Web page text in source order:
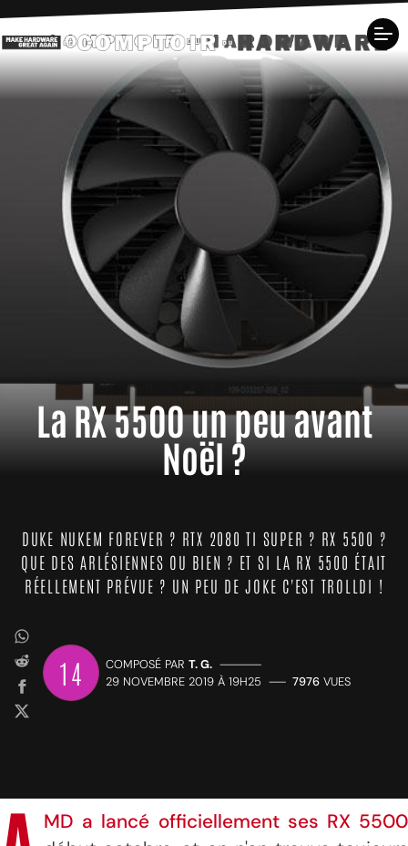
La RX 5500 un peu avant
Noël ?
DUKE NUKEM FOREVER ? RTX 2080 TI SUPER ? RX 5500 ?
QUE DES ARLÉSIENNES OU BIEN ? ET SI LA RX 5500 ÉTAIT
RÉELLEMENT PRÉVUE ? UN PEU DE JOKE C'EST TROLLDI !
14 COMPOSÉ PAR T. G. —————
29 NOVEMBRE 2019 À 19H25 —— 7976 VUES
MD a lancé officiellement ses RX 5500